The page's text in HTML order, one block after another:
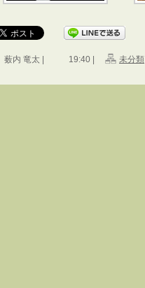
薮内 竜太 | 19:40 | 未分類